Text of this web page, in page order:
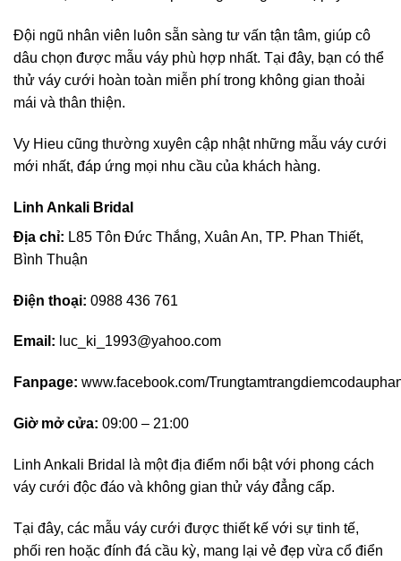
Đội ngũ nhân viên luôn sẵn sàng tư vấn tận tâm, giúp cô
dâu chọn được mẫu váy phù hợp nhất. Tại đây, bạn có thể
thử váy cưới hoàn toàn miễn phí trong không gian thoải
mái và thân thiện.
Vy Hieu cũng thường xuyên cập nhật những mẫu váy cưới
mới nhất, đáp ứng mọi nhu cầu của khách hàng.
Linh Ankali Bridal
Địa chỉ: L85 Tôn Đức Thắng, Xuân An, TP. Phan Thiết,
Bình Thuận
Điện thoại: 0988 436 761
Email: luc_ki_1993@yahoo.com
Fanpage: www.facebook.com/
Giờ mở cửa: 09:00 – 21:00
Linh Ankali Bridal là một địa điểm nổi bật với phong cách
váy cưới độc đáo và không gian thử váy đẳng cấp.
Tại đây, các mẫu váy cưới được thiết kế với sự tinh tế,
phối ren hoặc đính đá cầu kỳ, mang lại vẻ đẹp vừa cổ điển